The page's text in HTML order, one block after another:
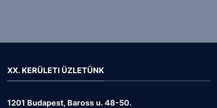
XX. KERÜLETI ÜZLETÜNK
1201 Budapest, Baross u. 48-50.